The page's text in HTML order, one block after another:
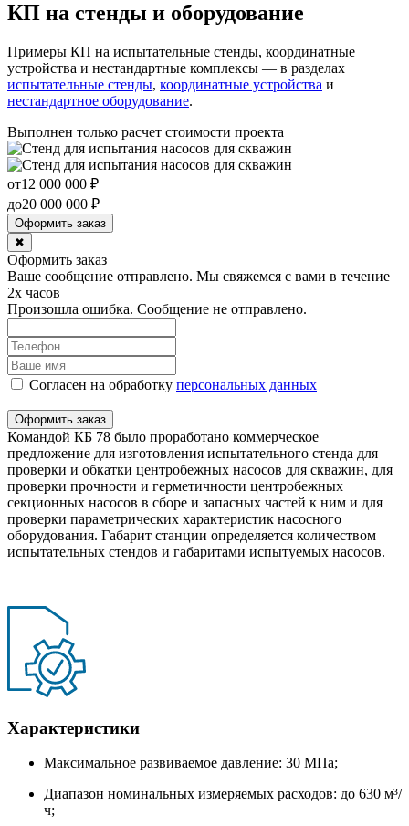
КП на стенды и оборудование
Примеры КП на испытательные стенды, координатные
устройства и нестандартные комплексы — в разделах
испытательные стенды, координатные устройства и
нестандартное оборудование.
Выполнен только расчет стоимости проекта
от12 000 000 ₽
до20 000 000 ₽
Оформить заказ
✖
Оформить заказ
Ваше сообщение отправлено. Мы свяжемся с вами в течение
2х часов
Произошла ошибка. Сообщение не отправлено.
Согласен на обработку персональныx данных
Оформить заказ
Командой КБ 78 было проработано коммерческое
предложение для изготовления испытательного стенда для
проверки и обкатки центробежных насосов для скважин, для
проверки прочности и герметичности центробежных
секционных насосов в сборе и запасных частей к ним и для
проверки параметрических характеристик насосного
оборудования. Габарит станции определяется количеством
испытательных стендов и габаритами испытуемых насосов.
Характеристики
Максимальное развиваемое давление: 30 МПа;
Диапазон номинальных измеряемых расходов: до 630 м³/
ч;